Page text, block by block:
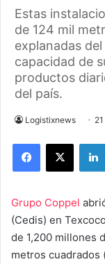
Estas
de 124 mil
explanadas
capacidad de
productos
del país.
Logistixnews
Grupo Coppel
(Cedis) en
de 1,200 millones
metros cuadrados